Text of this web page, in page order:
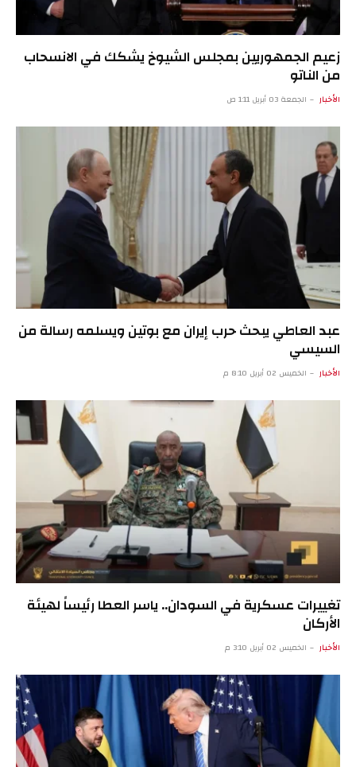
زعيم الجمهوريين بمجلس الشيوخ يشكك في الانسحاب
من الناتو
الأخبار الجمعة 03 أبريل 1:11 ص
عبد العاطي يبحث حرب إيران مع بوتين ويسلمه رسالة من
السيسي
الأخبار الخميس 02 أبريل 8:10 م
تغييرات عسكرية في السودان.. ياسر العطا رئيساً لهيئة
الأركان
الأخبار الخميس 02 أبريل 3:10 م